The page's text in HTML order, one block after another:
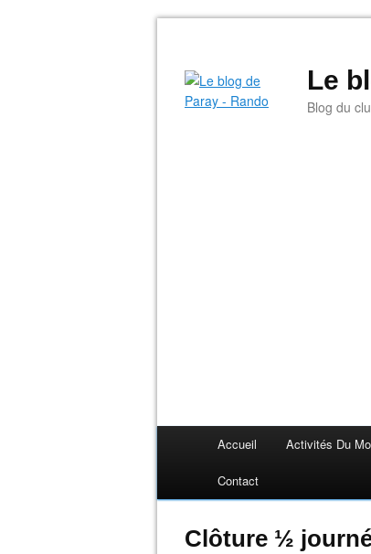
Le
Blog du
Accueil Activités Du
Contact
Clôture ½